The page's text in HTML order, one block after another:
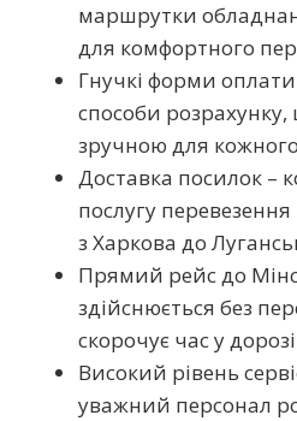
маршрутки
для комфортного
Гнучкі форми оплати
способи
зручною для
Доставка посилок –
послугу
з Харкова до
Прямий рейс до
здійснюється без
скорочує час у
Високий рівень
уважний персонал